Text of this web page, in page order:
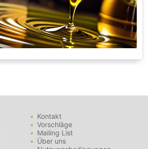
Kontakt
Vorschläge
Mailing List
Über uns